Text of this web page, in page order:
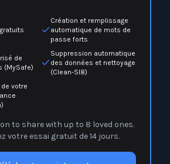
Création et remplissage
automatique de mots de
passe forts
de
(MySafe)
Suppression automatique
des données et nettoyage
(Clean-Sl8)
votre
to share with up to 8 loved ones.
votre essai gratuit de 14 jours.